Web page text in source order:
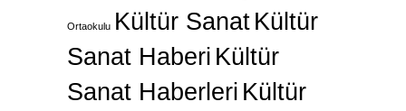
Ortaokulu Kültür SanatKültür
Sanat Haberi Kültür
Sanat Haberleri Kültür